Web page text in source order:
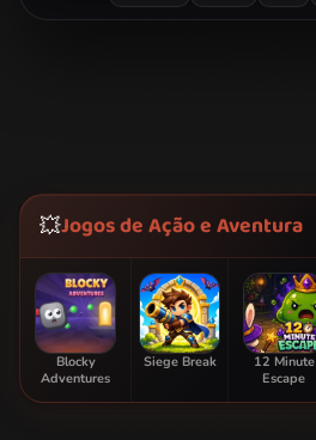
💥Jogos de Ação e Aventura
Blocky
Adventures
Siege Break
12 Minute
Escape